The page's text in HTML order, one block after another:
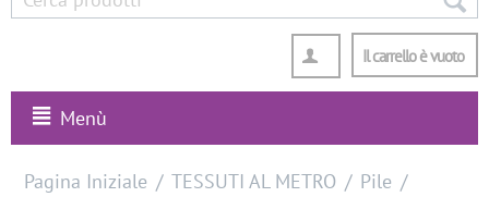
Il carrello è vuoto
Menù
Pagina Iniziale / TESSUTI AL METRO / Pile /